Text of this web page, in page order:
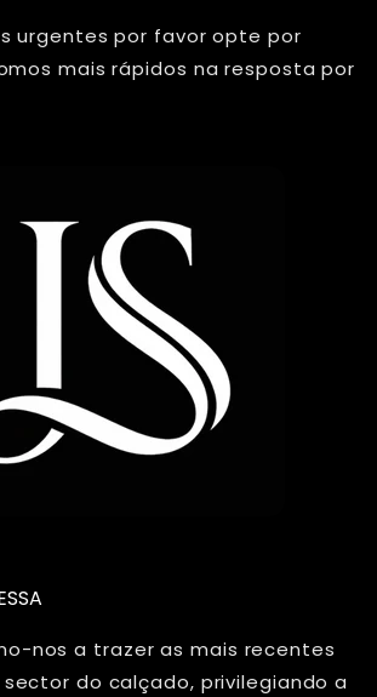
urgentes por favor opte por
mais rápidos na resposta por
nos a trazer as mais recentes
do calçado, privilegiando a